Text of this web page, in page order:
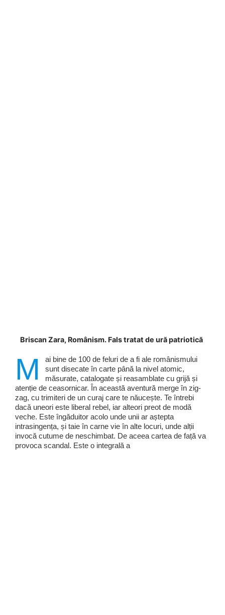
Briscan Zara, Românism. Fals tratat de ură patriotică
M
ai bine de 100 de feluri de a fi ale românismului
sunt disecate în carte până la nivel atomic,
măsurate, catalogate și reasamblate cu grijă și
atenție de ceasornicar. În această aventură merge în zig-
zag, cu trimiteri de un curaj care te năucește. Te întrebi
dacă uneori este liberal rebel, iar alteori preot de modă
veche. Este îngăduitor acolo unde unii ar aștepta
intrasingența, și taie în carne vie în alte locuri, unde alții
invocă cutume de neschimbat. De aceea cartea de față va
provoca scandal. Este o integrală a